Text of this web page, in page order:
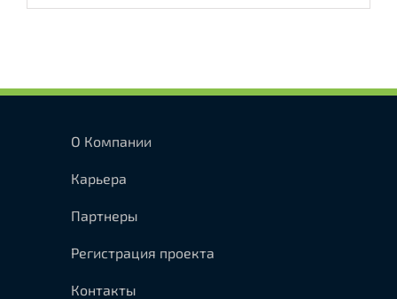
О Компании
Карьера
Партнеры
Регистрация проекта
Контакты